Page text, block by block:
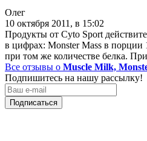
Олег
10 октября 2011, в 15:02
Продукты от Cyto Sport
в цифрах: Monster Mass в порции
при том же количестве белка.
Все отзывы о Muscle Milk,
Подпишитесь на нашу рассылку!
Подписаться